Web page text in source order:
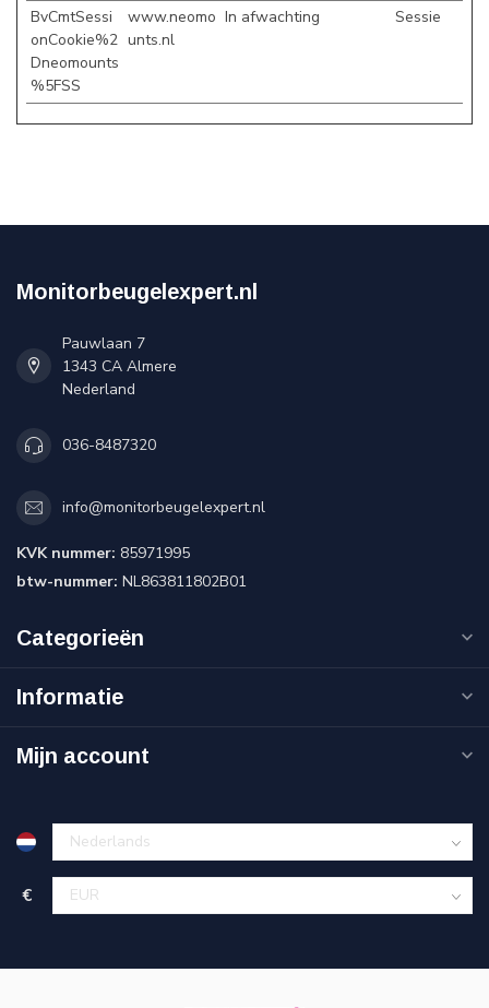
BvCmtSessi
onCookie%2
Dneomounts
%5FSS
www.neomo
unts.nl
In afwachting Sessie
Monitorbeugelexpert.nl
Pauwlaan 7
1343 CA Almere
Nederland
036-8487320
info@monitorbeugelexpert.nl
KVK nummer: 85971995
btw-nummer: NL863811802B01
Categorieën
Informatie
Mijn account
€